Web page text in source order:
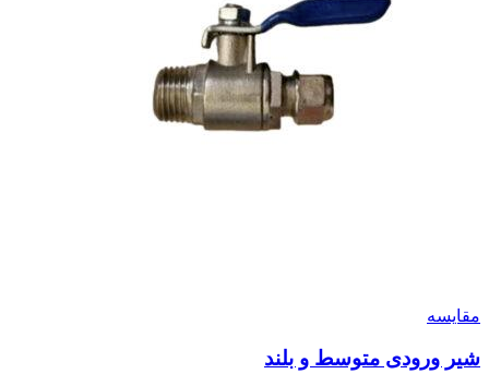
مقایسه
شیر ورودی متوسط و بلند